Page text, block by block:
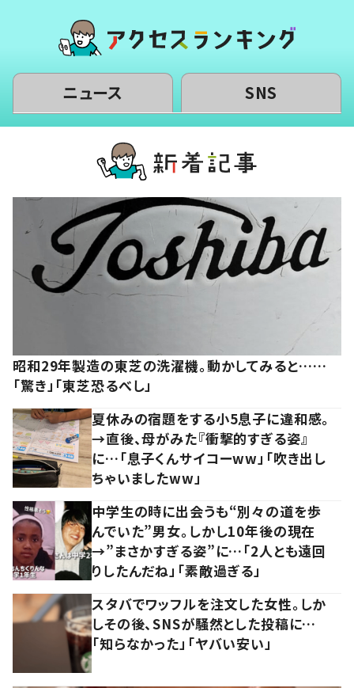
ニュース SNS
昭和29年製造の東芝の洗濯機。動かしてみると……
「驚き」「東芝恐るべし」
夏休みの宿題をする小5息子に違和感。
→直後、母がみた『衝撃的すぎる姿』
に…「息子くんサイコーww」「吹き出し
ちゃいましたww」
中学生の時に出会うも“別々の道を歩
んでいた”男女。しかし10年後の現在
→”まさかすぎる姿”に…「2人とも遠回
りしたんだね」「素敵過ぎる」
スタバでワッフルを注文した女性。しか
しその後、SNSが騒然とした投稿に…
「知らなかった」「ヤバい安い」